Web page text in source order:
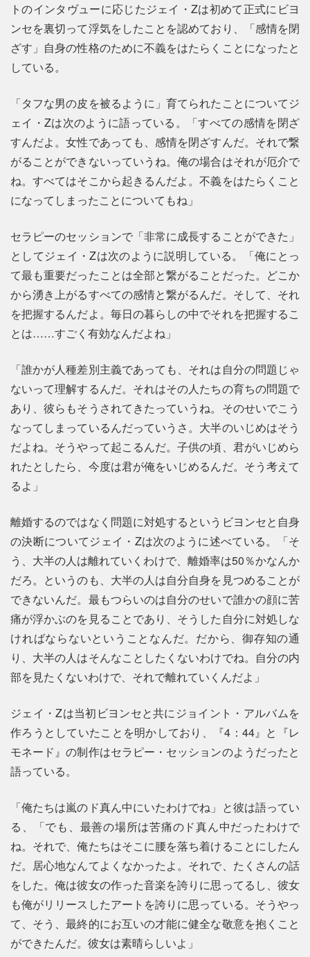
トのインタヴューに応じたジェイ・Zは初めて正式にビヨ
ンセを裏切って浮気をしたことを認めており、「感情を閉
ざす」自身の性格のために不義をはたらくことになったと
している。
「タフな男の皮を被るように」育てられたことについてジ
ェイ・Zは次のように語っている。「すべての感情を閉ざ
すんだよ。女性であっても、感情を閉ざすんだ。それで繋
がることができないっていうね。俺の場合はそれが厄介で
ね。すべてはそこから起きるんだよ。不義をはたらくこと
になってしまったことについてもね」
セラピーのセッションで「非常に成長することができた」
としてジェイ・Zは次のように説明している。「俺にとっ
て最も重要だったことは全部と繋がることだった。どこか
から湧き上がるすべての感情と繋がるんだ。そして、それ
を把握するんだよ。毎日の暮らしの中でそれを把握するこ
とは……すごく有効なんだよね」
「誰かが人種差別主義であっても、それは自分の問題じゃ
ないって理解するんだ。それはその人たちの育ちの問題で
あり、彼らもそうされてきたっていうね。そのせいでこう
なってしまっているんだっていうさ。大半のいじめはそう
だよね。そうやって起こるんだ。子供の頃、君がいじめら
れたとしたら、今度は君が俺をいじめるんだ。そう考えて
るよ」
離婚するのではなく問題に対処するというビヨンセと自身
の決断についてジェイ・Zは次のように述べている。「そ
う、大半の人は離れていくわけで、離婚率は50％かなんか
だろ。というのも、大半の人は自分自身を見つめることが
できないんだ。最もつらいのは自分のせいで誰かの顔に苦
痛が浮かぶのを見ることであり、そうした自分に対処しな
ければならないということなんだ。だから、御存知の通
り、大半の人はそんなことしたくないわけでね。自分の内
部を見たくないわけで、それで離れていくんだよ」
ジェイ・Zは当初ビヨンセと共にジョイント・アルバムを
作ろうとしていたことを明かしており、『4：44』と『レ
モネード』の制作はセラピー・セッションのようだったと
語っている。
「俺たちは嵐のド真ん中にいたわけでね」と彼は語ってい
る、「でも、最善の場所は苦痛のド真ん中だったわけで
ね。それで、俺たちはそこに腰を落ち着けることにしたん
だ。居心地なんてよくなかったよ。それで、たくさんの話
をした。俺は彼女の作った音楽を誇りに思ってるし、彼女
も俺がリリースしたアートを誇りに思っている。そうやっ
て、そう、最終的にお互いの才能に健全な敬意を抱くこと
ができたんだ。彼女は素晴らしいよ」